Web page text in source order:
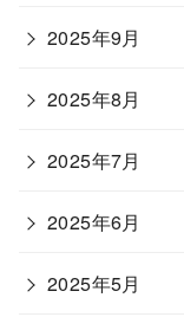
2025年9月
2025年8月
2025年7月
2025年6月
2025年5月